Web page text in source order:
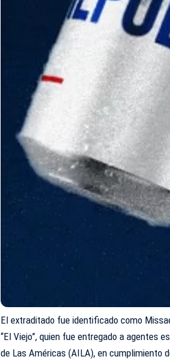
El extraditado fue identificado como
“El Viejo”, quien fue entregado a agentes
de Las Américas (AILA), en cumplimiento